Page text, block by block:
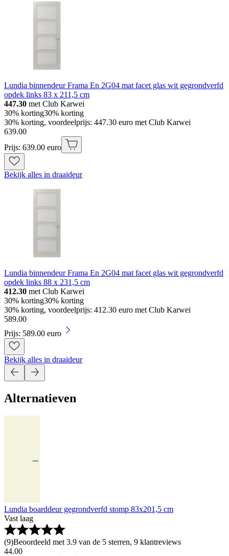
Lundia binnendeur Frama En 2G04 mat facet glas wit gegrondverfd
opdek links 83 x 211,5 cm
447.30 met Club Karwei
30% korting30% korting
30% korting, voordeelprijs: 447.30 euro met Club Karwei
639.00
Prijs: 639.00 euro
Bekijk alles in draaideur
Lundia binnendeur Frama En 2G04 mat facet glas wit gegrondverfd
opdek links 88 x 231,5 cm
412.30 met Club Karwei
30% korting30% korting
30% korting, voordeelprijs: 412.30 euro met Club Karwei
589.00
Prijs: 589.00 euro
Bekijk alles in draaideur
Alternatieven
Lundia boarddeur gegrondverfd stomp 83x201,5 cm
Vast laag
(9)Beoordeeld met 3.9 van de 5 sterren, 9 klantreviews
44.00